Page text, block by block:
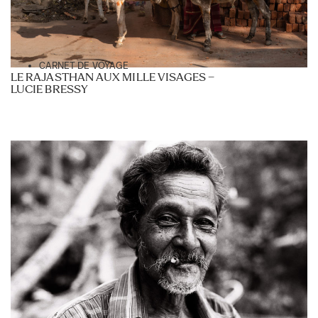
CARNET DE VOYAGE
LE RAJASTHAN AUX MILLE VISAGES –
LUCIE BRESSY